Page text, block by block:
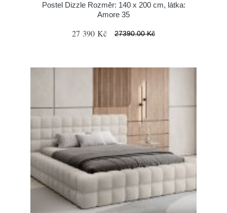
Postel Dizzle Rozměr: 140 x 200 cm, látka:
Amore 35
27 390 Kč 27390.00 Kč